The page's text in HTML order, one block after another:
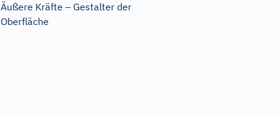
Äußere Kräfte – Gestalter der
Oberfläche